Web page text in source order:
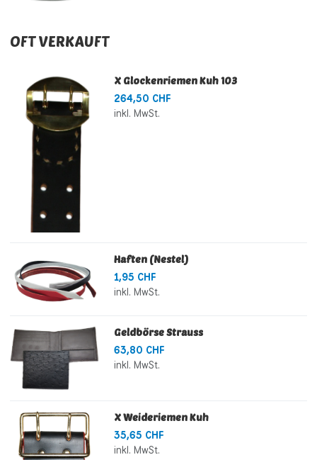
OFT VERKAUFT
X Glockenriemen Kuh 103
264,50 CHF
inkl. MwSt.
Haften (Nestel)
1,95 CHF
inkl. MwSt.
Geldbörse Strauss
63,80 CHF
inkl. MwSt.
X Weideriemen Kuh
35,65 CHF
inkl. MwSt.